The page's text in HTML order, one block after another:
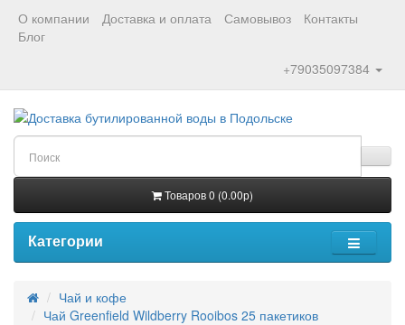
О компании Доставка и оплата Самовывоз
Контакты
Блог
+79035097384
Товаров 0 (0.00р)
Категории
Чай и кофе
Чай Greenfield Wildberry Rooibos 25 пакетиков